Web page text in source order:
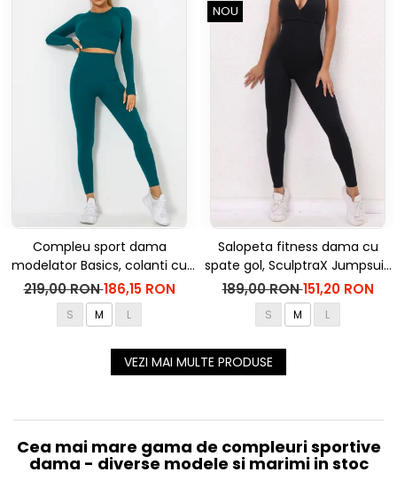
Compleu sport dama
modelator Basics, colanti cu
bluza, Verde
219,00 RON186,15 RON
S M L
NOU
Salopeta fitness dama cu
spate gol, SculptraX Jumpsuit,
Negru
189,00 RON151,20 RON
S M L
VEZI MAI MULTE PRODUSE
Cea mai mare gama de compleuri sportive
dama - diverse modele si marimi in stoc